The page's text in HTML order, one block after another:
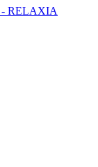
- RELAXIA